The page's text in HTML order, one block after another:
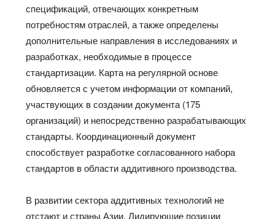
спецификаций, отвечающих конкретным
потребностям отраслей, а также определены
дополнительные направления в исследованиях и
разработках, необходимые в процессе
стандартизации. Карта на регулярной основе
обновляется с учетом информации от компаний,
участвующих в создании документа (175
организаций) и непосредственно разрабатывающих
стандарты. Координационный документ
способствует разработке согласованного набора
стандартов в области аддитивного производства.
В развитии сектора аддитивных технологий не
отстают и страны Азии. Лидирующие позиции